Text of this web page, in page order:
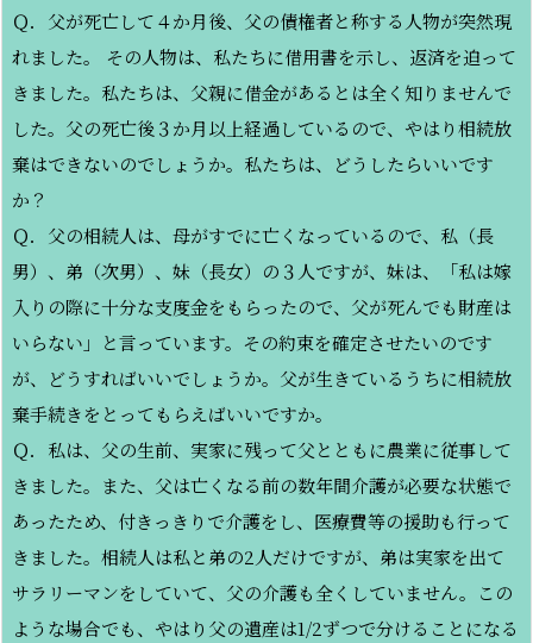
Ｑ．父が死亡して４か月後、父の債権者と称する人物が突然現
れました。 その人物は、私たちに借用書を示し、返済を迫って
きました。私たちは、父親に借金があるとは全く知りませんで
した。父の死亡後３か月以上経過しているので、やはり相続放
棄はできないのでしょうか。私たちは、どうしたらいいです
か？
Ｑ．父の相続人は、母がすでに亡くなっているので、私（長
男）、弟（次男）、妹（長女）の３人ですが、妹は、「私は嫁
入りの際に十分な支度金をもらったので、父が死んでも財産は
いらない」と言っています。その約束を確定させたいのです
が、どうすればいいでしょうか。父が生きているうちに相続放
棄手続きをとってもらえばいいですか。
Ｑ．私は、父の生前、実家に残って父とともに農業に従事して
きました。また、父は亡くなる前の数年間介護が必要な状態で
あったため、付きっきりで介護をし、医療費等の援助も行って
きました。相続人は私と弟の2人だけですが、弟は実家を出て
サラリーマンをしていて、父の介護も全くしていません。この
ような場合でも、やはり父の遺産は1/2ずつで分けることになる